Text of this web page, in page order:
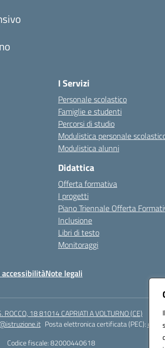
I Servizi
Personale scolastico
Famiglie e studenti
Percorsi di studio
Modulistica personale
Modulistica alunni
Didattica
Offerta formativa
I progetti
Piano Triennale Offerta
Inclusione
Libri di testo
Monitoraggi
accessibilitàNote legali
ROCCO, 18 81014 CAPRIATI A VOLTURNO (CE)
Posta elettronica certificata (PEC):
Codice fiscale: 82000440618